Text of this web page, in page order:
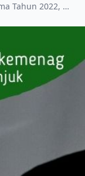
Rakor Pertama Tahun 2022, Kakankemenag Ingatkan Kinerja Harus Dapat Dirasakan Masyarakat